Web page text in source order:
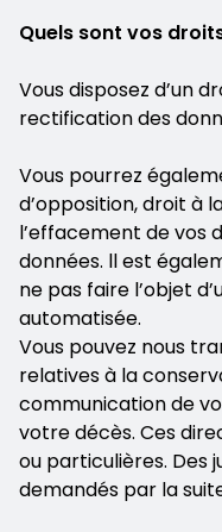
Quels sont vos
Vous disposez d’un
rectification des
Vous pourrez
d’opposition, droit à
l’effacement de vos
données. ll est
ne pas faire l’objet
automatisée.
Vous pouvez nous
relatives à la
communication de
votre décès. Ces
ou particulières. Des
demandés par la